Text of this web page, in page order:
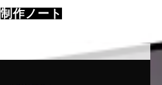
制作ノート